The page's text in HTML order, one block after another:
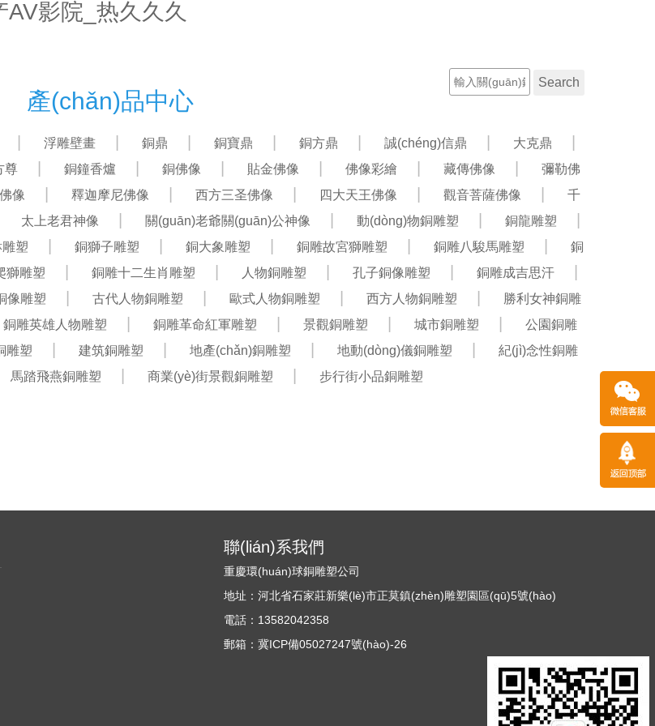
影院_热久久久
產(chǎn)品中心
浮雕壁畫 銅鼎 銅寶鼎 銅方鼎 誠(chéng)信鼎
大克鼎
尊 銅鐘香爐 銅佛像 貼金佛像 佛像彩繪 藏傳佛像
彌勒佛
像 釋迦摩尼佛像 西方三圣佛像 四大天王佛像 觀音菩薩佛像
千
太上老君神像 關(guān)老爺關(guān)公神像 動(dòng)物銅雕塑
銅龍雕塑
塑 銅獅子雕塑 銅大象雕塑 銅雕故宮獅雕塑 銅雕八駿馬雕塑
銅
獅雕塑 銅雕十二生肖雕塑 人物銅雕塑 孔子銅像雕塑
銅雕成吉思汗
像雕塑 古代人物銅雕塑 歐式人物銅雕塑 西方人物銅雕塑
勝利女神銅雕
銅雕英雄人物雕塑 銅雕革命紅軍雕塑 景觀銅雕塑 城市銅雕塑
公園銅雕
雕塑 建筑銅雕塑 地產(chǎn)銅雕塑 地動(dòng)儀銅雕塑
紀(jì)念性銅雕
馬踏飛燕銅雕塑 商業(yè)街景觀銅雕塑 步行街小品銅雕塑
聯(lián)系我們
重慶環(huán)球銅雕塑公司
地址：河北省石家莊新樂(lè)市正莫鎮(zhèn)雕塑園區(qū)5號(hào)
電話：13582042358
郵箱：冀ICP備05027247號(hào)-26